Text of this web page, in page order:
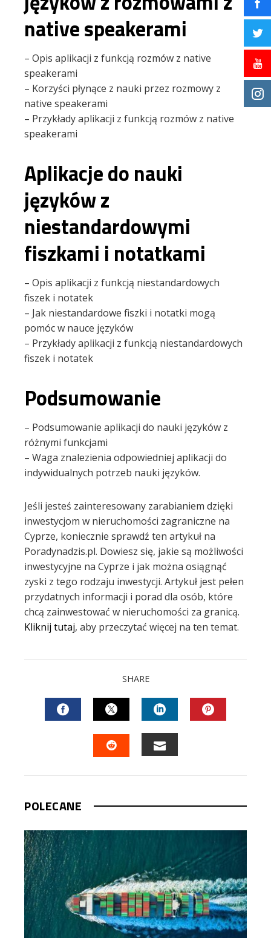
native speakerami
– Opis aplikacji z funkcją rozmów z native
speakerami
– Korzyści płynące z nauki przez rozmowy z
native speakerami
– Przykłady aplikacji z funkcją rozmów z native
speakerami
Aplikacje do nauki
języków z
niestandardowymi
fiszkami i notatkami
– Opis aplikacji z funkcją niestandardowych
fiszek i notatek
– Jak niestandardowe fiszki i notatki mogą
pomóc w nauce języków
– Przykłady aplikacji z funkcją niestandardowych
fiszek i notatek
Podsumowanie
– Podsumowanie aplikacji do nauki języków z
różnymi funkcjami
– Waga znalezienia odpowiedniej aplikacji do
indywidualnych potrzeb nauki języków.
Jeśli jesteś zainteresowany zarabianiem dzięki
inwestycjom w nieruchomości zagraniczne na
Cyprze, koniecznie sprawdź ten artykuł na
Poradynadzis.pl. Dowiesz się, jakie są możliwości
inwestycyjne na Cyprze i jak można osiągnąć
zyski z tego rodzaju inwestycji. Artykuł jest pełen
przydatnych informacji i porad dla osób, które
chcą zainwestować w nieruchomości za granicą.
Kliknij tutaj, aby przeczytać więcej na ten temat.
SHARE
FACEBOOKTWITTERLINKEDIN
POLECANE